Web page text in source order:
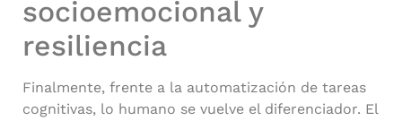
socioemocional y
resiliencia
Finalmente, frente a la automatización de tareas
cognitivas, lo humano se vuelve el diferenciador. El